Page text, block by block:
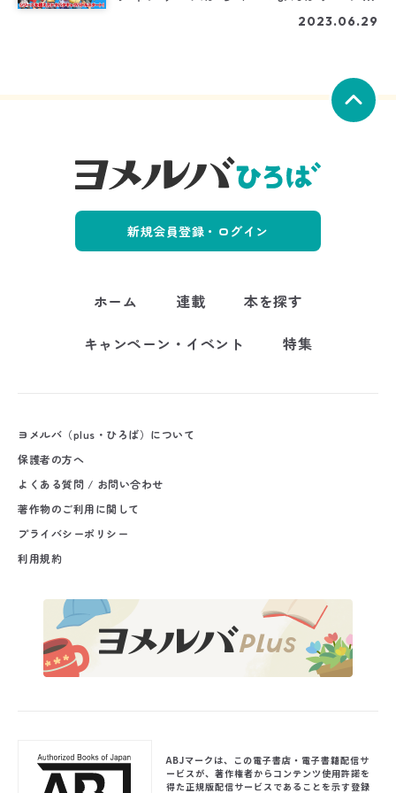
2023.06.29
新規会員登録・ログイン
ホーム 連載
本を探す
キャンペーン・イベント
特集
ヨメルバ（plus・ひろば）について
保護者の方へ
よくある質問 / お問い合わせ
著作物のご利用に関して
プライバシーポリシー
利用規約
ABJマークは、この電子書店・電子書籍配信サ
ービスが、著作権者からコンテンツ使用許諾を
得た正規版配信サービスであることを示す登録